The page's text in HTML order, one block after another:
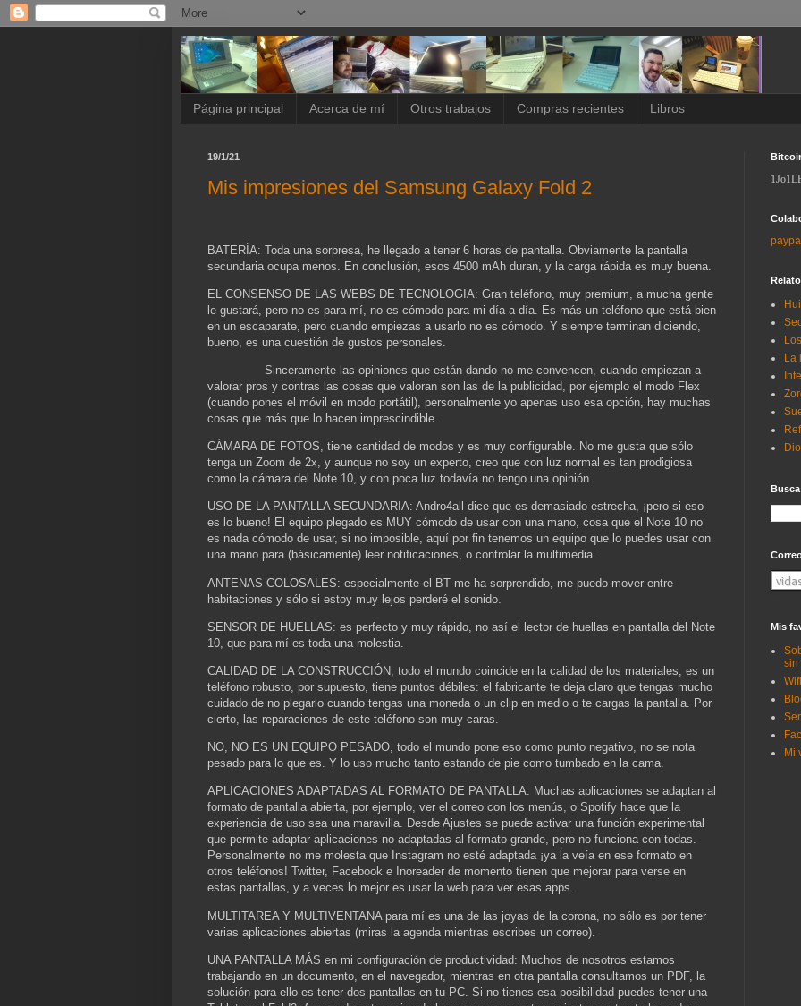
Página principal Acerca de mí Otros trabajos Compras recientes Libros
19/1/21
Mis impresiones del Samsung Galaxy Fold 2
BATERÍA: Toda una sorpresa, he llegado a tener 6 horas de pantalla. Obviamente la pantalla
secundaria ocupa menos. En conclusión, esos 4500 mAh duran, y la carga rápida es muy buena.
EL CONSENSO DE LAS WEBS DE TECNOLOGIA: Gran teléfono, muy premium, a mucha gente
le gustará, pero no es para mí, no es cómodo para mi día a día. Es más un teléfono que está bien
en un escaparate, pero cuando empiezas a usarlo no es cómodo. Y siempre terminan diciendo,
bueno, es una cuestión de gustos personales.
Sinceramente las opiniones que están dando no me convencen, cuando empiezan a
valorar pros y contras las cosas que valoran son las de la publicidad, por ejemplo el modo Flex
(cuando pones el móvil en modo portátil), personalmente yo apenas uso esa opción, hay muchas
cosas que más que lo hacen imprescindible.
CÁMARA DE FOTOS, tiene cantidad de modos y es muy configurable. No me gusta que sólo
tenga un Zoom de 2x, y aunque no soy un experto, creo que con luz normal es tan prodigiosa
como la cámara del Note 10, y con poca luz todavía no tengo una opinión.
USO DE LA PANTALLA SECUNDARIA: Andro4all dice que es demasiado estrecha, ¡pero si eso
es lo bueno! El equipo plegado es MUY cómodo de usar con una mano, cosa que el Note 10 no
es nada cómodo de usar, si no imposible, aquí por fin tenemos un equipo que lo puedes usar con
una mano para (básicamente) leer notificaciones, o controlar la multimedia.
ANTENAS COLOSALES: especialmente el BT me ha sorprendido, me puedo mover entre
habitaciones y sólo si estoy muy lejos perderé el sonido.
SENSOR DE HUELLAS: es perfecto y muy rápido, no así el lector de huellas en pantalla del Note
10, que para mí es toda una molestia.
CALIDAD DE LA CONSTRUCCIÓN, todo el mundo coincide en la calidad de los materiales, es un
teléfono robusto, por supuesto, tiene puntos débiles: el fabricante te deja claro que tengas mucho
cuidado de no plegarlo cuando tengas una moneda o un clip en medio o te cargas la pantalla. Por
cierto, las reparaciones de este teléfono son muy caras.
NO, NO ES UN EQUIPO PESADO, todo el mundo pone eso como punto negativo, no se nota
pesado para lo que es. Y lo uso mucho tanto estando de pie como tumbado en la cama.
APLICACIONES ADAPTADAS AL FORMATO DE PANTALLA: Muchas aplicaciones se adaptan al
formato de pantalla abierta, por ejemplo, ver el correo con los menús, o Spotify hace que la
experiencia de uso sea una maravilla. Desde Ajustes se puede activar una función experimental
que permite adaptar aplicaciones no adaptadas al formato grande, pero no funciona con todas.
Personalmente no me molesta que Instagram no esté adaptada ¡ya la veía en ese formato en
otros teléfonos! Twitter, Facebook e Inoreader de momento tienen que mejorar para verse en
estas pantallas, y a veces lo mejor es usar la web para ver esas apps.
MULTITAREA Y MULTIVENTANA para mí es una de las joyas de la corona, no sólo es por tener
varias aplicaciones abiertas (miras la agenda mientras escribes un correo).
UNA PANTALLA MÁS en mi configuración de productividad: Muchos de nosotros estamos
trabajando en un documento, en el navegador, mientras en otra pantalla consultamos un PDF, la
solución para ello es tener dos pantallas en tu PC. Si no tienes esa posibilidad puedes tener una
La
Busca
Mis
sin
Mi